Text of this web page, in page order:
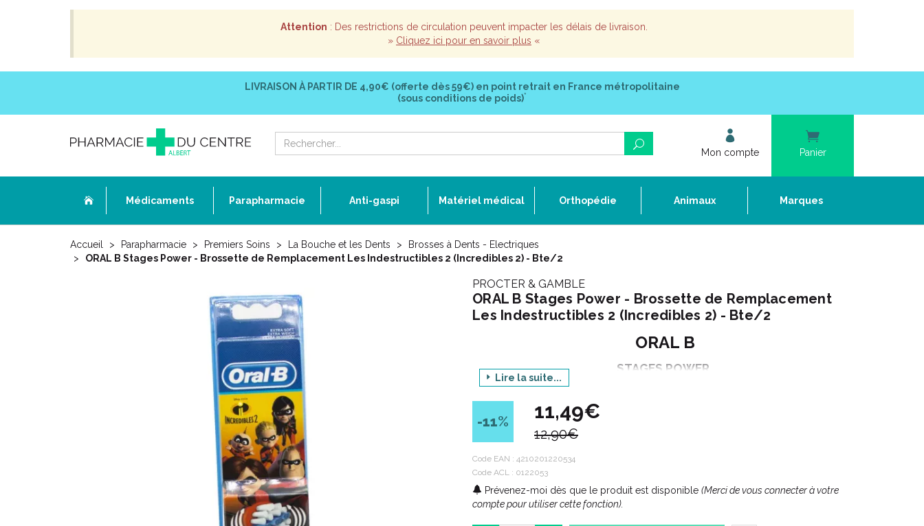
Attention : Des restrictions de circulation peuvent impacter les délais de livraison.
» Cliquez ici pour en savoir plus «
LIVRAISON À PARTIR DE 4,90€ (offerte dès 59€) en point retrait en France métropolitaine
(sous conditions de poids)*
Mon compte Panier
Médicaments Parapharmacie Anti-gaspi Matériel médical Orthopédie Animaux Marques
Accueil Parapharmacie Premiers Soins La Bouche et les Dents
Brosses à Dents - Electriques
ORAL B Stages Power - Brossette de Remplacement Les Indestructibles 2 (Incredibles 2) - Bte/2
PROCTER & GAMBLE
ORAL B Stages Power - Brossette de Remplacement
Les Indestructibles 2 (Incredibles 2) - Bte/2
ORAL B
STAGES POWER
Produit : BROSSETTE DE REMPLACEMENT
Déclinaison : LES INDESTRUCTIBLES
Code ACL : 0122053
Code EAN : 4210201220534
Lire la suite...
-11% 11,49€
12,90€
Code EAN : 4210201220534
Code ACL : 0122053
Prévenez-moi dès que le produit est disponible (Merci de vous connecter à votre
compte pour utiliser cette fonction).